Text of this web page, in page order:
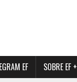
EF SOBRE EF +